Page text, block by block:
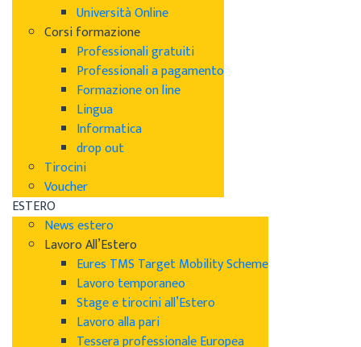
Università Online
Corsi formazione
Professionali gratuiti
Professionali a pagamento
Formazione on line
Lingua
Informatica
drop out
Tirocini
Voucher
ESTERO
News estero
Lavoro All’Estero
Eures TMS Target Mobility Scheme
Lavoro temporaneo
Stage e tirocini all’Estero
Lavoro alla pari
Tessera professionale Europea